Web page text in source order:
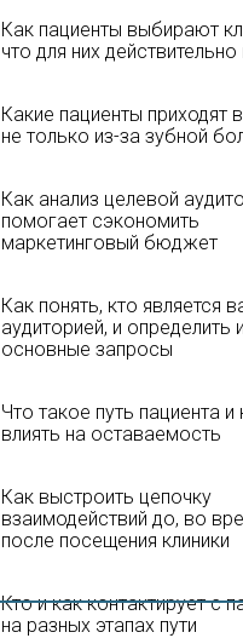
Как пациенты выбирают
что для них
Какие пациенты приходят
не только из-за зубной
Как анализ целевой
помогает сэкономить
маркетинговый бюджет
Как понять, кто является
аудиторией, и определить
основные запросы
Что такое путь пациента и
влиять на оставаемость
Как выстроить цепочку
взаимодействий до, во
после посещения клиники
Кто и как контактирует с
на разных этапах пути